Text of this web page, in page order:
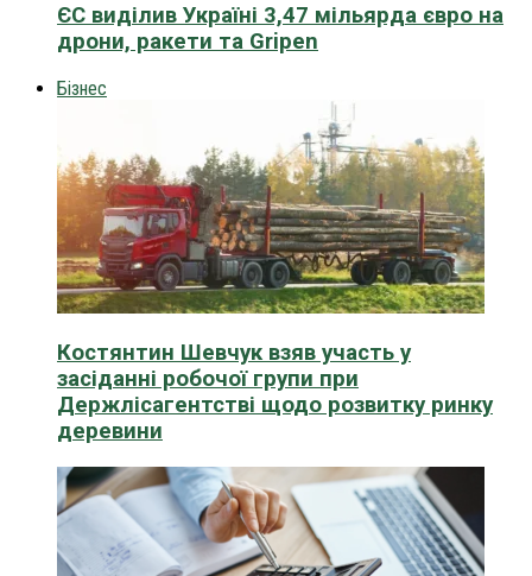
ЄС виділив Україні 3,47 мільярда євро на
дрони, ракети та Gripen
Бізнес
Костянтин Шевчук взяв участь у
засіданні робочої групи при
Держлісагентстві щодо розвитку ринку
деревини